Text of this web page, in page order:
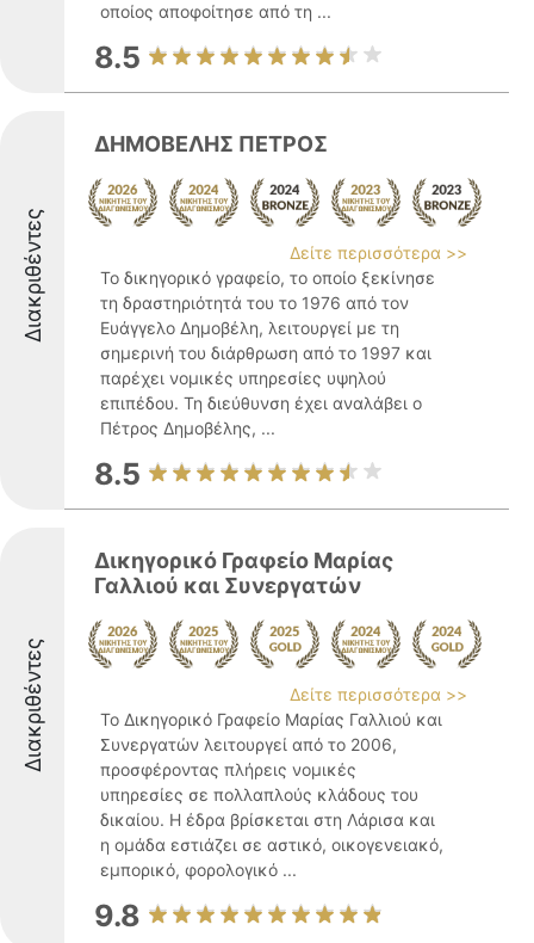
οποίος αποφοίτησε από τη ...
8.5
Διακριθέντες
ΔΗΜΟΒΕΛΗΣ ΠΕΤΡΟΣ
Δείτε περισσότερα >>
Το δικηγορικό γραφείο, το οποίο ξεκίνησε
τη δραστηριότητά του το 1976 από τον
Ευάγγελο Δημοβέλη, λειτουργεί με τη
σημερινή του διάρθρωση από το 1997 και
παρέχει νομικές υπηρεσίες υψηλού
επιπέδου. Τη διεύθυνση έχει αναλάβει ο
Πέτρος Δημοβέλης, ...
8.5
Διακριθέντες
Δικηγορικό Γραφείο Μαρίας
Γαλλιού και Συνεργατών
Δείτε περισσότερα >>
Το Δικηγορικό Γραφείο Μαρίας Γαλλιού και
Συνεργατών λειτουργεί από το 2006,
προσφέροντας πλήρεις νομικές
υπηρεσίες σε πολλαπλούς κλάδους του
δικαίου. Η έδρα βρίσκεται στη Λάρισα και
η ομάδα εστιάζει σε αστικό, οικογενειακό,
εμπορικό, φορολογικό ...
9.8